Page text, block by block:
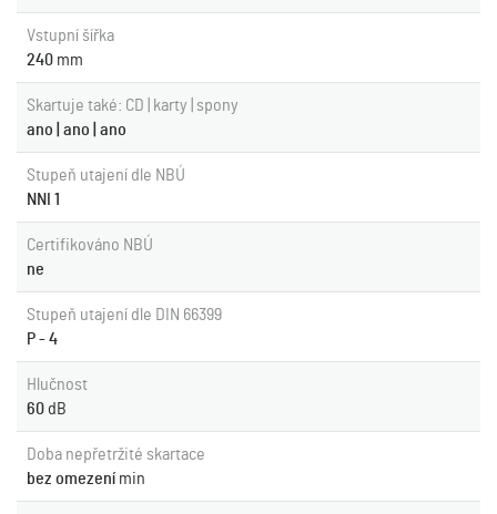
Vstupní šířka
240 mm
Skartuje také: CD | karty | spony
ano | ano | ano
Stupeň utajení dle NBÚ
NNI 1
Certifikováno NBÚ
ne
Stupeň utajení dle DIN 66399
P - 4
Hlučnost
60dB
Doba nepřetržité skartace
bez omezení min